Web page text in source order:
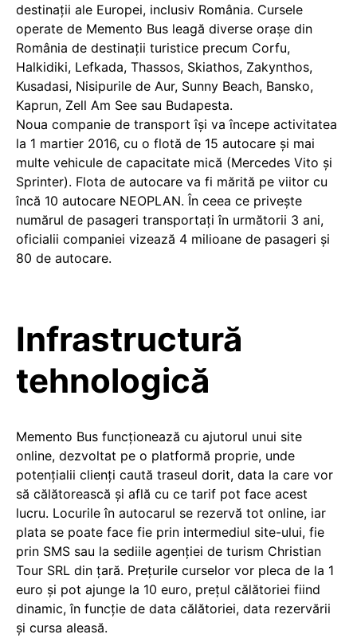
destinaţii ale Europei, inclusiv România. Cursele
operate de Memento Bus leagă diverse oraşe din
România de destinaţii turistice precum Corfu,
Halkidiki, Lefkada, Thassos, Skiathos, Zakynthos,
Kusadasi, Nisipurile de Aur, Sunny Beach, Bansko,
Kaprun, Zell Am See sau Budapesta.
Noua companie de transport își va începe activitatea
la 1 martier 2016, cu o flotă de 15 autocare și mai
multe vehicule de capacitate mică (Mercedes Vito și
Sprinter). Flota de autocare va fi mărită pe viitor cu
încă 10 autocare NEOPLAN. În ceea ce privește
numărul de pasageri transportați în următorii 3 ani,
oficialii companiei vizează 4 milioane de pasageri şi
80 de autocare.
Infrastructură
tehnologică
Memento Bus funcţionează cu ajutorul unui site
online, dezvoltat pe o platformă proprie, unde
potenţialii clienţi caută traseul dorit, data la care vor
să călătorească şi află cu ce tarif pot face acest
lucru. Locurile în autocarul se rezervă tot online, iar
plata se poate face fie prin intermediul site-ului, fie
prin SMS sau la sediile agenţiei de turism Christian
Tour SRL din țară. Prețurile curselor vor pleca de la 1
euro și pot ajunge la 10 euro, prețul călătoriei fiind
dinamic, în funcție de data călătoriei, data rezervării
și cursa aleasă.